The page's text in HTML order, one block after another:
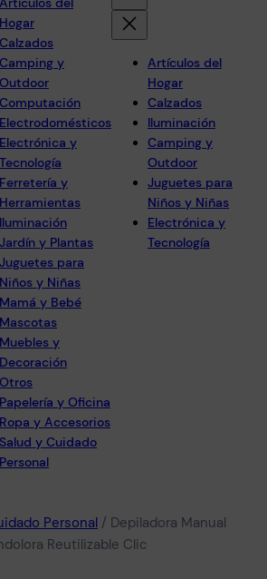
Hogar
Calzados
Camping y
Outdoor
Computación
Electrodomésticos
Electrónica y
Tecnología
Ferretería y
Herramientas
Iluminación
Jardín y Plantas
Juguetes para
Niños y Niñas
Mamá y Bebé
Mascotas
Muebles y
Decoración
Otros
Papelería y Oficina
Ropa y Accesorios
Salud y Cuidado
Personal
Artículos del
Hogar
Calzados
Iluminación
Camping y
Outdoor
Juguetes para
Niños y Niñas
Electrónica y
Tecnología
Personal / Depiladora Manual
Reutilizable Clic